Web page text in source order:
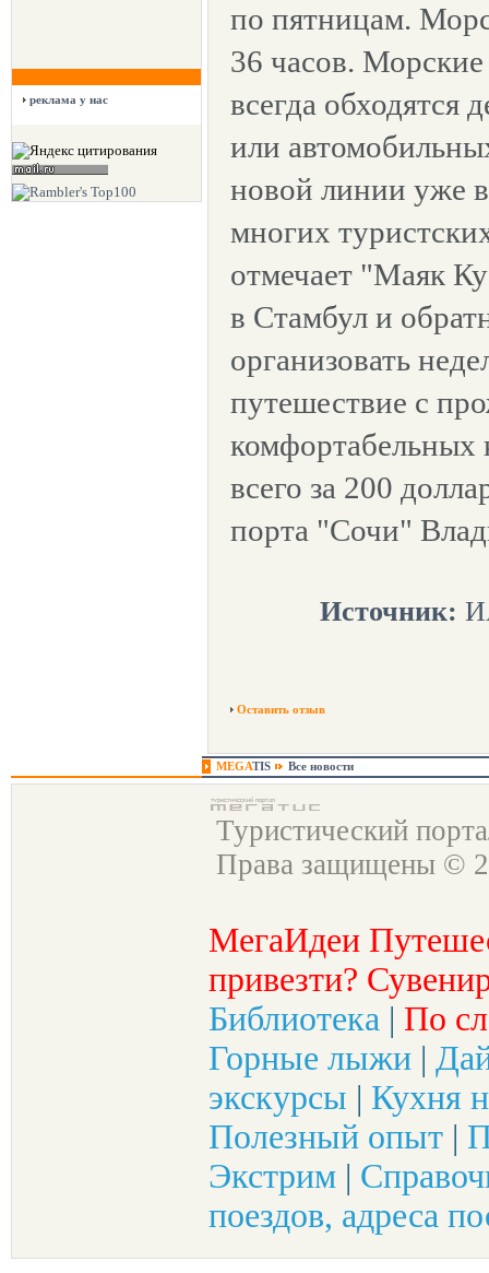
реклама у нас
по пятницам.
36 часов.
всегда обходятся
или
новой линии уже
многих
отмечает "Маяк
в Стамбул и
организовать
путешествие с
комфортабельных
всего за 200
порта "Сочи"
Источник:
Оставить отзыв
MEGATIS Все новости
Туристический
Права защищены ©
МегаИдеи
привезти?
Библиотека | По
Горные лыжи |
экскурсы | Кухня
Полезный опыт |
Экстрим |
поездов, адреса